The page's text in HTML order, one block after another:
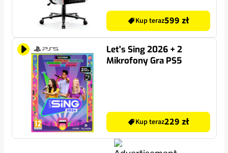
Kup teraz599 zł
Let's Sing 2026 + 2
Mikrofony Gra PS5
Kup teraz229 zł